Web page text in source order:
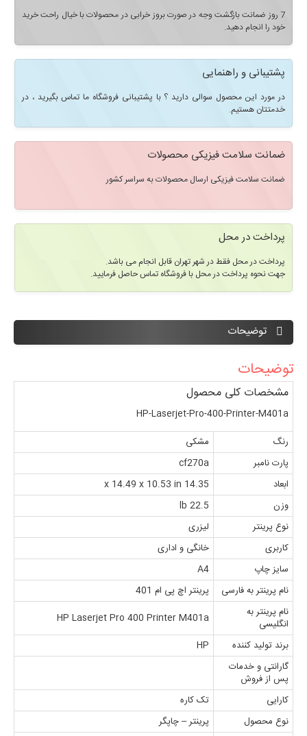
7 روز ضمانت بازگشت وجه در صورت بروز خرابی در محصولات با خیال راحت خرید
خود را انجام دهید.
پشتیبانی و راهنمایی
در مورد این محصول سوالی دارید ؟ با پشتیبانی فروشگاه ما تماس بگیرید ، در
خدمتتان هستیم.
ضمانت سلامت فیزیکی محصولات
ضمانت سلامت فیزیکی ارسال محصولات به سراسر کشور
پرداخت در محل
پرداخت در محل فقط در شهر تهران قابل انجام می باشد.
جهت نحوه پرداخت در محل با فروشگاه تماس حاصل فرمایید.
توضیحات
توضیحات
مشخصات کلی محصول
HP-Laserjet-Pro-400-Printer-M401a
رنگ
مشکی
پارت نامبر
cf270a
ابعاد
14.35 x 14.49 x 10.53 in
وزن
22.5 lb
نوع پرینتر
لیزری
کاربری
خانگی و اداری
سایز چاپ
A4
نام پرینتر به فارسی
پرینتر اچ پی ام 401
نام پرینتر به
انگلیسی
HP Laserjet Pro 400 Printer M401a
برند تولید کننده
HP
گارانتی و خدمات
پس از فروش
کارایی
تک کاره
نوع محصول
پرینتر – چاپگر